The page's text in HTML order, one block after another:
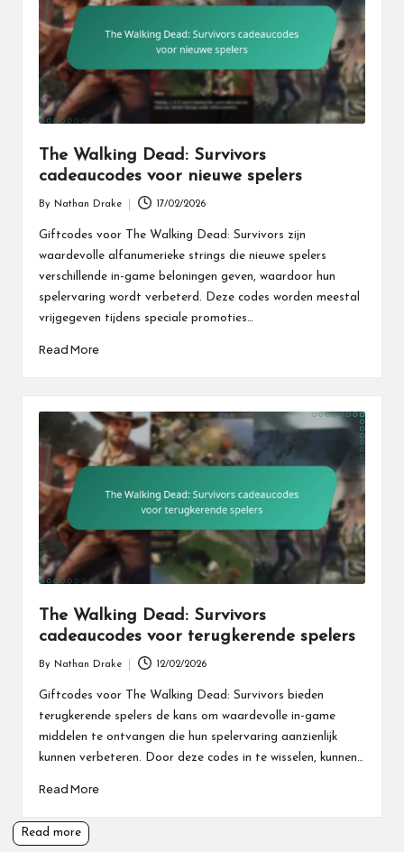
The Walking Dead: Survivors
cadeaucodes voor nieuwe spelers
Posted
by
By Nathan Drake 17/02/2026
Giftcodes voor The Walking Dead: Survivors zijn
waardevolle alfanumerieke strings die nieuwe spelers
verschillende in-game beloningen geven, waardoor hun
spelervaring wordt verbeterd. Deze codes worden meestal
vrijgegeven tijdens speciale promoties…
Read More
The Walking Dead: Survivors
cadeaucodes voor terugkerende spelers
by
By Nathan Drake 12/02/2026
Giftcodes voor The Walking Dead: Survivors bieden
terugkerende spelers de kans om waardevolle in-game
middelen te ontvangen die hun spelervaring aanzienlijk
kunnen verbeteren. Door deze codes in te wisselen, kunnen…
Read More
Read more